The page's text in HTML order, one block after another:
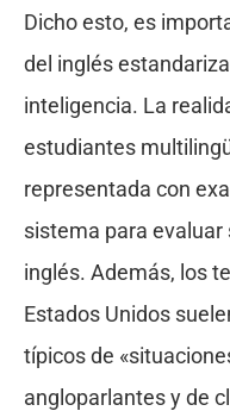
Dicho esto, es
del inglés
inteligencia. La
estudiantes
representada con
sistema para evaluar
inglés. Además, los
Estados Unidos
típicos de
angloparlantes y de